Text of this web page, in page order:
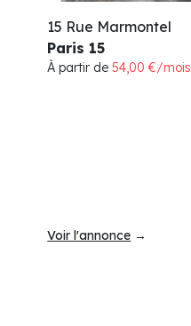
15 Rue Marmontel
Paris 15
À partir de54,00 €/mois
Voir l'annonce →